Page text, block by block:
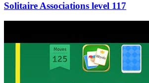
117